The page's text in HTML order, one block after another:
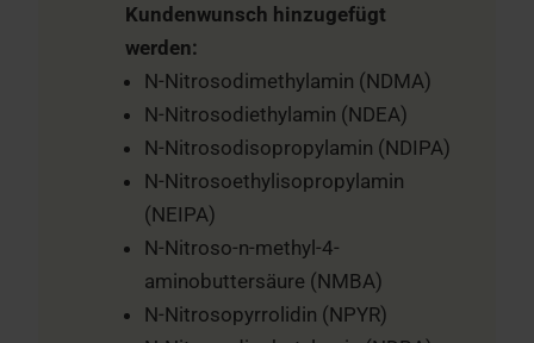
Kundenwunsch hinzugefügt
werden:
N-Nitrosodimethylamin (NDMA)
N-Nitrosodiethylamin (NDEA)
N-Nitrosodisopropylamin (NDIPA)
N-Nitrosoethylisopropylamin
(NEIPA)
N-Nitroso-n-methyl-4-
aminobuttersäure (NMBA)
N-Nitrosopyrrolidin (NPYR)